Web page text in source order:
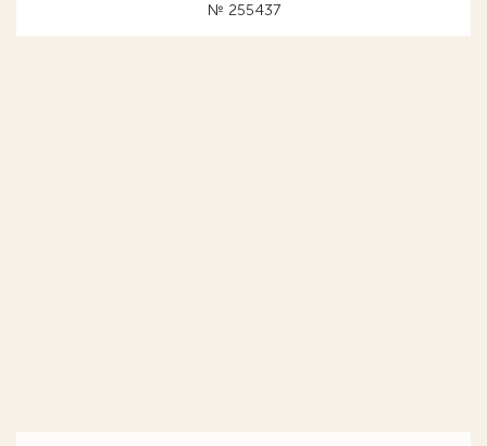
№ 255437